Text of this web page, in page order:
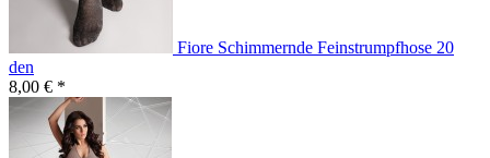
Fiore Schimmernde Feinstrumpfhose 20
den
8,00 € *